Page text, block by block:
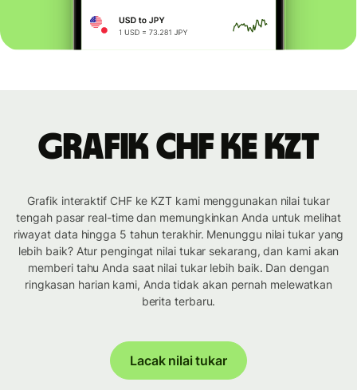
Grafik CHF ke KZT
Grafik interaktif CHF ke KZT kami menggunakan nilai tukar
tengah pasar real-time dan memungkinkan Anda untuk melihat
riwayat data hingga 5 tahun terakhir. Menunggu nilai tukar yang
lebih baik? Atur pengingat nilai tukar sekarang, dan kami akan
memberi tahu Anda saat nilai tukar lebih baik. Dan dengan
ringkasan harian kami, Anda tidak akan pernah melewatkan
berita terbaru.
Lacak nilai tukar